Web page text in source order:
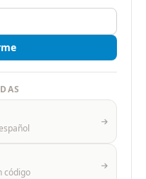
código